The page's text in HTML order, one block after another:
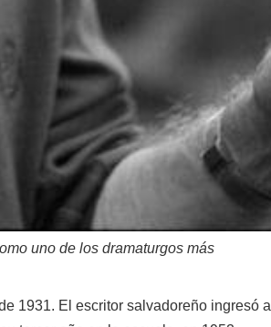
uno de los dramaturgos más
1931. El escritor salvadoreño ingresó a